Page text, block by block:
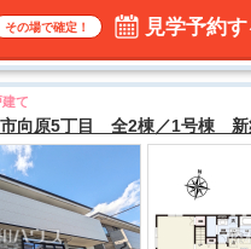
その場で確定！ 見学予約す
て
向原5丁目 全2棟／1号棟 新